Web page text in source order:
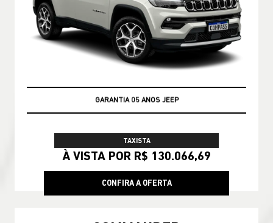
GARANTIA 05 ANOS JEEP
TAXISTA
À VISTA POR R$ 130.066,69
CONFIRA A OFERTA